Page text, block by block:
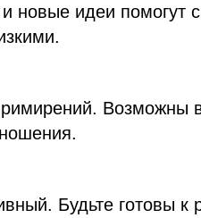
новые идеи помогут
Возможны
Будьте готовы к